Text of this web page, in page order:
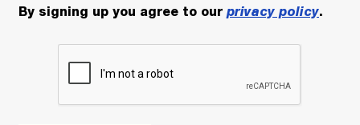
By signing up you agree to our privacy policy.